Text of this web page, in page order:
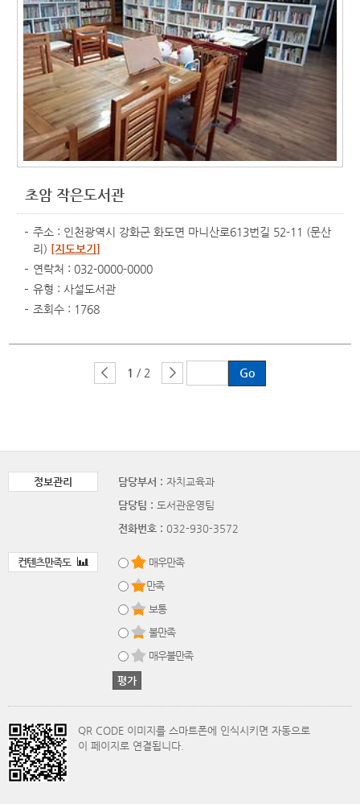
초암 작은도서관
주소 : 인천광역시 강화군 화도면 마니산로613번길 52-11 (문산
리) [지도보기]
연락처 : 032-0000-0000
유형 : 사설도서관
조회수 : 1768
1 / 2
정보관리 담당부서 : 자치교육과
담당팀 : 도서관운영팀
전화번호 : 032-930-3572
컨텐츠만족도
매우만족
만족
보통
불만족
매우불만족
QR CODE 이미지를 스마트폰에 인식시키면 자동으로
이 페이지로 연결됩니다.